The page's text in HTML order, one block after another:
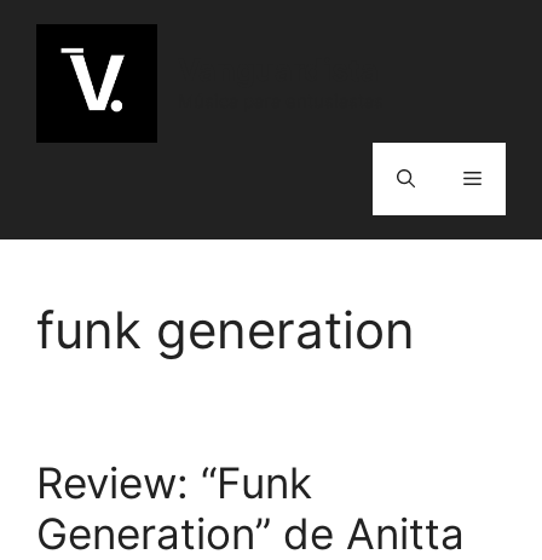
conteúdo
Menu
funk generation
Review: “Funk
Generation” de Anitta